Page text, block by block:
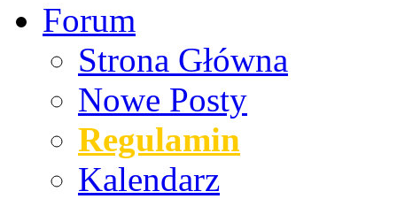
Forum
Strona Główna
Nowe Posty
Regulamin
Kalendarz